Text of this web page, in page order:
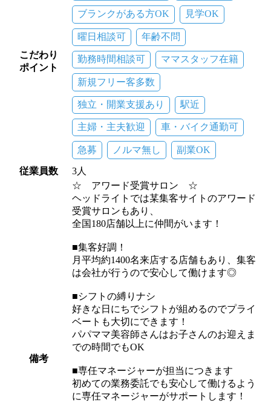
こだわり
ポイント
ブランクがある方OK 見学OK
曜日相談可 年齢不問
勤務時間相談可 ママスタッフ在籍
新規フリー客多数
独立・開業支援あり 駅近
主婦・主夫歓迎 車・バイク通勤可
急募 ノルマ無し 副業OK
従業員数 3人
備考
☆ アワード受賞サロン ☆
ヘッドライトでは某集客サイトのアワード
受賞サロンもあり、
全国180店舗以上に仲間がいます！
■集客好調！
月平均約1400名来店する店舗もあり、集客
は会社が行うので安心して働けます◎
■シフトの縛りナシ
好きな日にちでシフトが組めるのでプライ
ベートも大切にできます！
パパママ美容師さんはお子さんのお迎えま
での時間でもOK
■専任マネージャーが担当につきます
初めての業務委託でも安心して働けるよう
に専任マネージャーがサポートします！